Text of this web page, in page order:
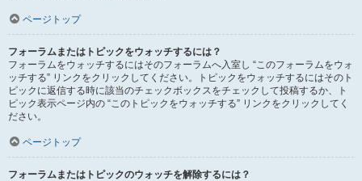
ページトップ
フォーラムまたはトピックをウォッチするには？
フォーラムをウォッチするにはそのフォーラムへ入室し “このフォーラムをウォ
ッチする” リンクをクリックしてください。トピックをウォッチするにはそのト
ピックに返信する時に該当のチェックボックスをチェックして投稿するか、ト
ピック表示ページ内の “このトピックをウォッチする” リンクをクリックしてく
ださい。
ページトップ
フォーラムまたはトピックのウォッチを解除するには？